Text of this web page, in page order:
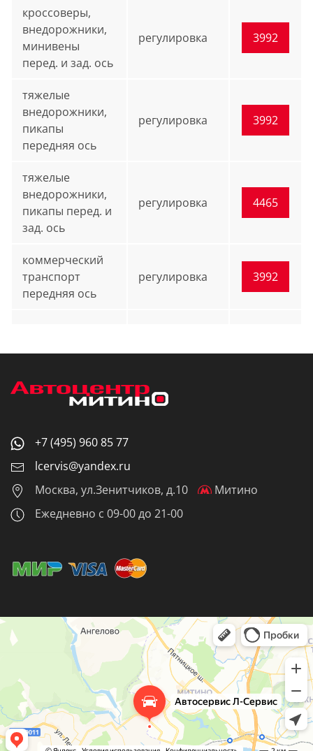
кроссоверы,
внедорожники,
минивены
перед. и зад. ось
регулировка 3992
тяжелые
внедорожники,
пикапы
передняя ось
регулировка 3992
тяжелые
внедорожники,
пикапы перед. и
зад. ось
регулировка 4465
коммерческий
транспорт
передняя ось
регулировка 3992
+7 (495) 960 85 77
lcervis@yandex.ru
Москва, ул.Зенитчиков, д.10
Митино
Ежедневно с 09-00 до 21-00
Автосервис Л-Сервис
Автосервис, автотехцентр в Красногорске
Кузовной ремонт в Красногорске